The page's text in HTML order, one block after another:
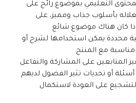
التعليمي بموضوع رائج على
بأسلوب جذاب ومميز، على
كان هناك موضوع شائع
محددة يمكن استخدامها لشرح أو
مع المنتج.
المتابعين على المشاركة والتفاعل
أو تحديات تثير الفضول لديهم
على العودة لاستكمال